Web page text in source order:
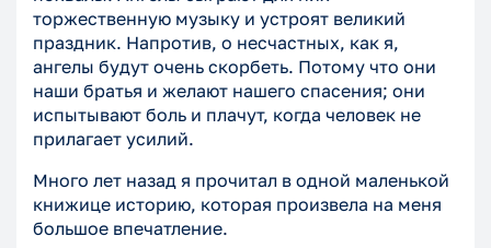
торжественную музыку и устроят великий
праздник. Напротив, о несчастных, как я,
ангелы будут очень скорбеть. Потому что они
наши братья и желают нашего спасения; они
испытывают боль и плачут, когда человек не
прилагает усилий.
Много лет назад я прочитал в одной маленькой
книжице историю, которая произвела на меня
большое впечатление.